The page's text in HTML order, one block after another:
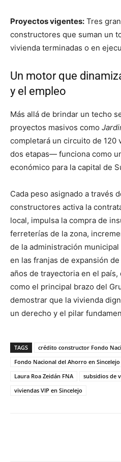
Proyectos vigentes: Tres
constructores que suman un
vivienda terminadas o en
Un motor que
y el empleo
Más allá de brindar un techo
proyectos masivos como
completará un circuito de 120
dos etapas— funciona como
económico para la capital de
Cada peso asignado a través
constructores activa la
local, impulsa la compra de
ferreterías de la zona,
de la administración
en las franjas de expansión
años de trayectoria en el país,
como el principal brazo del
demostrar que la vivienda
un derecho y el pilar
TAGS
crédito constructor Fondo
Fondo Nacional del Ahorro en Sincelejo
Laura Roa Zeidán FNA
subsidios de
viviendas VIP en Sincelejo